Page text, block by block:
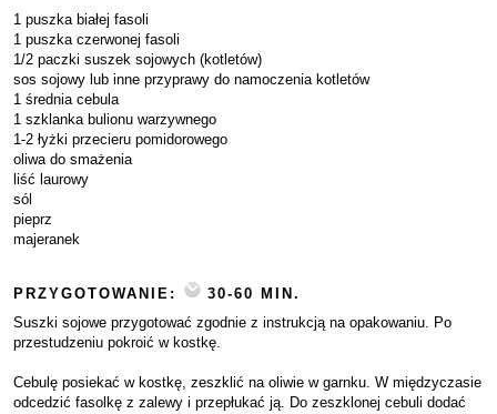
1 puszka białej fasoli
1 puszka czerwonej fasoli
1/2 paczki suszek sojowych (kotletów)
sos sojowy lub inne przyprawy do namoczenia kotletów
1 średnia cebula
1 szklanka bulionu warzywnego
1-2 łyżki przecieru pomidorowego
oliwa do smażenia
liść laurowy
sól
pieprz
majeranek
PRZYGOTOWANIE:
30-60 MIN.
Suszki sojowe przygotować zgodnie z instrukcją na opakowaniu. Po
przestudzeniu pokroić w kostkę.
Cebulę posiekać w kostkę, zeszklić na oliwie w garnku. W międzyczasie
odcedzić fasolkę z zalewy i przepłukać ją. Do zeszklonej cebuli dodać